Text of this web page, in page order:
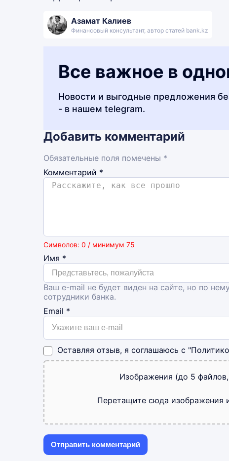
Азамат Калиев
Финансовый консультант, автор статей bank.kz
Все важное в
Новости и выгодные предложения
- в нашем telegram.
Добавить комментарий
Обязательные поля помечены *
Комментарий *
Символов: 0 / минимум 75
Имя *
Ваш e-mail не будет виден на сайте, но по
сотрудники банка.
Email *
Оставляя отзыв, я соглашаюсь с
Изображения (до 5
Перетащите сюда изображения